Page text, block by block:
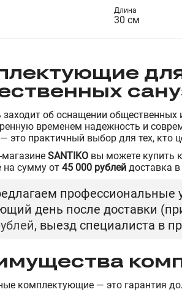
(A45C)
Длина
30 см
заходит об оснащении
временем надежность и
это практичный выбор для тех, кто
магазине SANTIKO вы можете купить
на сумму от 45 000 рублей доставка
профессиональные
день после доставки
, выезд специалиста в
комплектующие — это гарантия